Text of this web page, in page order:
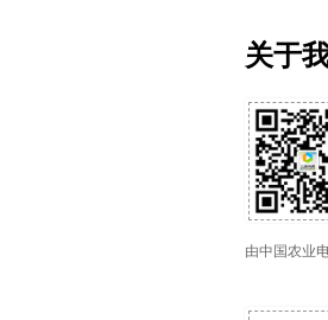
关于
由中国农业